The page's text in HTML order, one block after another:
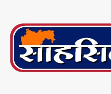
content